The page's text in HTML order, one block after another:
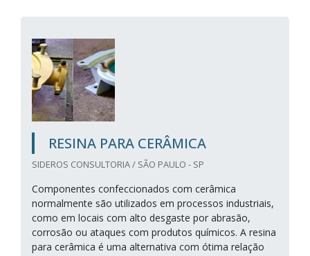
RESINA PARA CERÂMICA
SIDEROS CONSULTORIA / SÃO PAULO - SP
Componentes confeccionados com cerâmica
normalmente são utilizados em processos industriais,
como em locais com alto desgaste por abrasão,
corrosão ou ataques com produtos químicos. A resina
para cerâmica é uma alternativa com ótima relação